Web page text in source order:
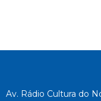
Av. Rádio Cultura do